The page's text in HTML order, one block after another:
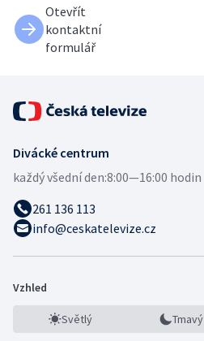
Otevřít
kontaktní
formulář
Divácké centrum
každý všední den:8:00—16:00 hodin
261 136 113
info@ceskatelevize.cz
Vzhled
Světlý Tmavý